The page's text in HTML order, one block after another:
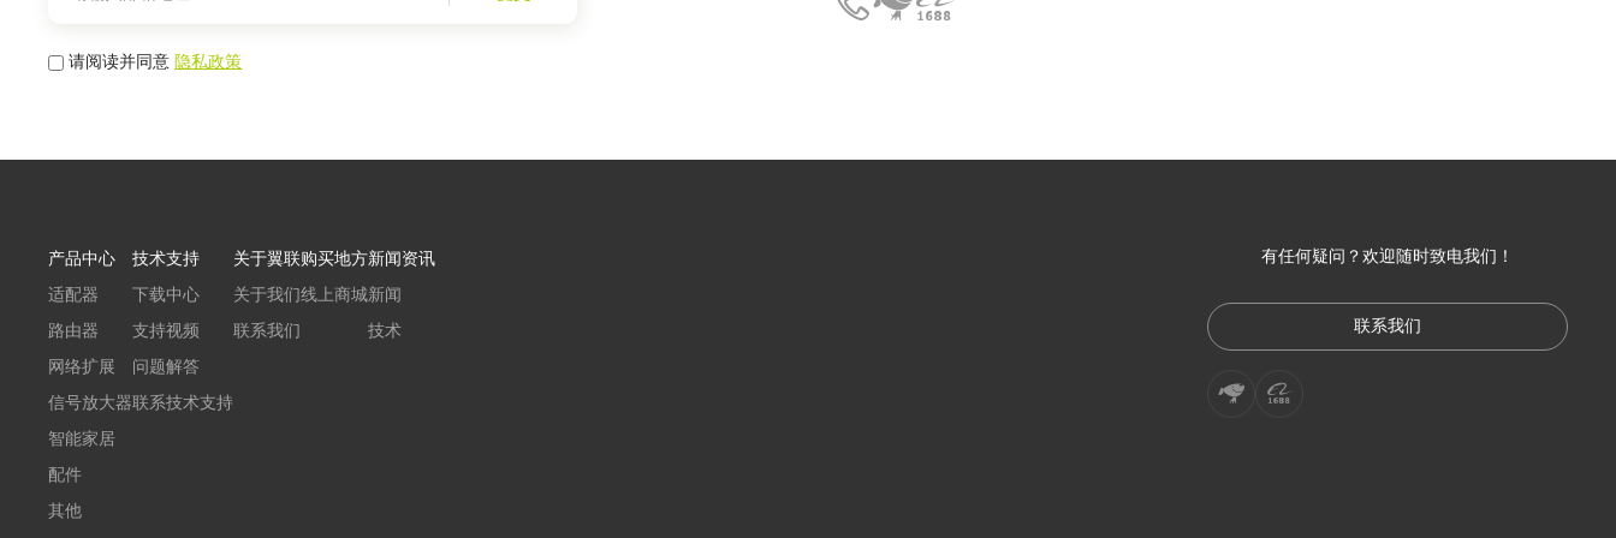
请阅读并同意隐私政策
产品中心
适配器
路由器
网络扩展
信号放大器
智能家居
配件
其他
技术支持
下载中心
支持视频
问题解答
联系技术支持
关于翼联
关于我们
联系我们
购买地方
线上商城
新闻资讯
新闻
技术
有任何疑问？欢迎随时致电我们！
联系我们